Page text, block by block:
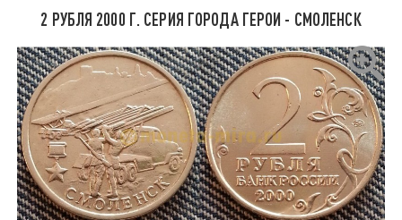
2 РУБЛЯ 2000 Г. СЕРИЯ ГОРОДА ГЕРОИ - СМОЛЕНСК